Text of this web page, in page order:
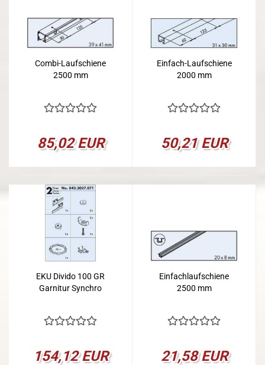
Combi-Laufschiene
2500 mm
85,02 EUR
Einfach-Laufschiene
2000 mm
50,21 EUR
EKU Divido 100 GR
Garnitur Synchro
154,12 EUR
Einfachlaufschiene
2500 mm
21,58 EUR